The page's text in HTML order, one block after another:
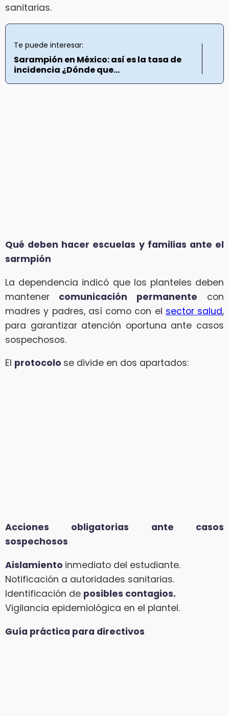
sanitarias.
Te puede interesar:
Sarampión en México: así es la tasa de
incidencia ¿Dónde que...
Qué deben hacer escuelas y familias ante el
sarmpión
La dependencia indicó que los planteles deben
mantener comunicación permanente con
madres y padres, así como con el sector salud,
para garantizar atención oportuna ante casos
sospechosos.
El protocolo se divide en dos apartados:
Acciones obligatorias ante casos
sospechosos
Aislamiento inmediato del estudiante.
Notificación a autoridades sanitarias.
Identificación de posibles contagios.
Vigilancia epidemiológica en el plantel.
Guía práctica para directivos